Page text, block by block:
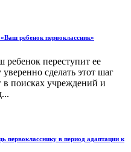
ребенок первоклассник»
переступит ее
сделать этот шаг
в поисках учреждений и
первокласснику в период адаптации к